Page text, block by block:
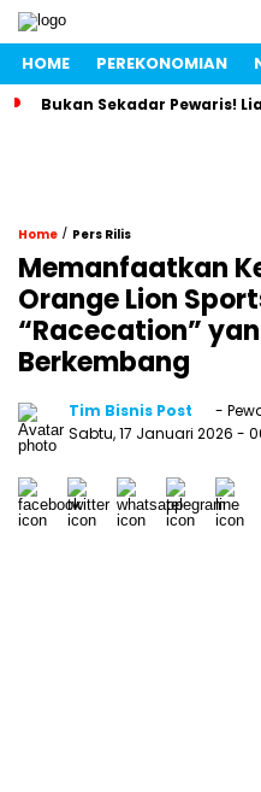
HOME PEREKONOMIAN
Bukan Sekadar Pewaris!
Home / Pers Rilis
Memanfaatkan
Orange Lion
“Racecation”
Berkembang
Tim Bisnis Post
-
Sabtu, 17 Januari 2026 -